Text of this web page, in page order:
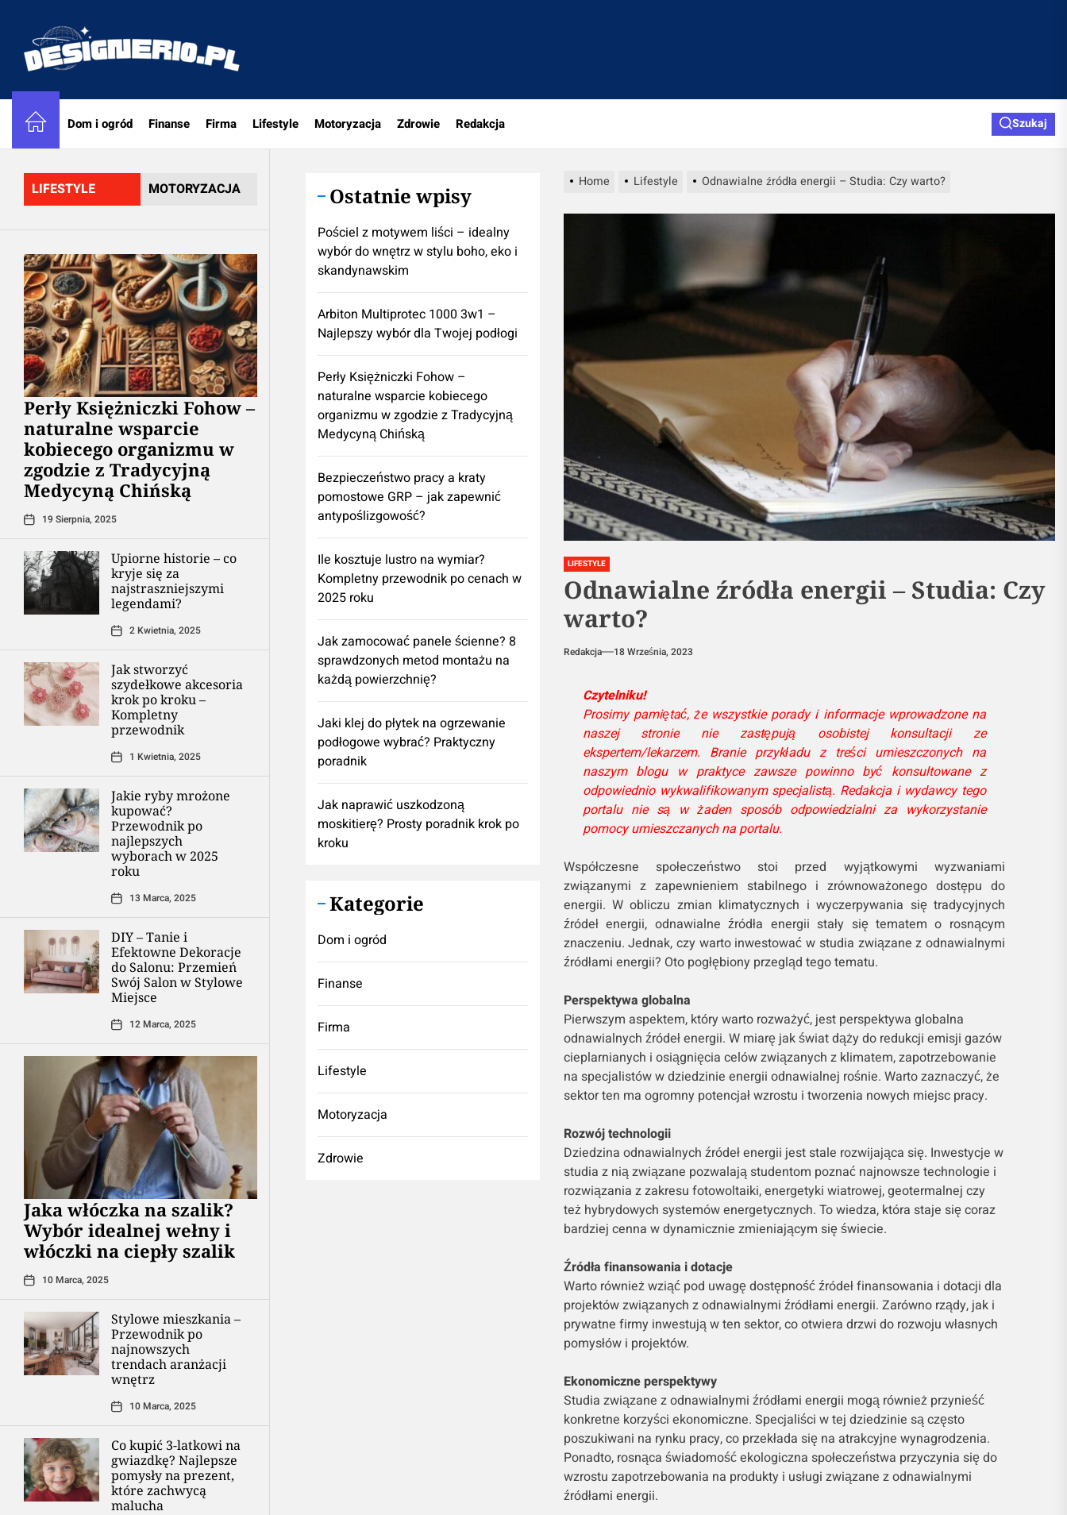
content
Dom i ogród Finanse Firma Lifestyle Motoryzacja Zdrowie Redakcja Szukaj
LIFESTYLE MOTORYZACJA
Perły Księżniczki Fohow –
naturalne wsparcie
kobiecego organizmu w
zgodzie z Tradycyjną
Medycyną Chińską
19 Sierpnia, 2025
Upiorne historie – co
kryje się za
najstraszniejszymi
legendami?
2 Kwietnia, 2025
Jak stworzyć
szydełkowe akcesoria
krok po kroku –
Kompletny
przewodnik
1 Kwietnia, 2025
Jakie ryby mrożone
kupować?
Przewodnik po
najlepszych
wyborach w 2025
roku
13 Marca, 2025
DIY – Tanie i
Efektowne Dekoracje
do Salonu: Przemień
Swój Salon w Stylowe
Miejsce
12 Marca, 2025
Jaka włóczka na szalik?
Wybór idealnej wełny i
włóczki na ciepły szalik
10 Marca, 2025
Stylowe mieszkania –
Przewodnik po
najnowszych
trendach aranżacji
wnętrz
10 Marca, 2025
Co kupić 3-latkowi na
gwiazdkę? Najlepsze
pomysły na prezent,
które zachwycą
malucha
Home Lifestyle Odnawialne źródła energii – Studia: Czy warto?
LIFESTYLE
Odnawialne źródła energii – Studia: Czy
warto?
Redakcja 18 Września, 2023
Czytelniku!
Prosimy pamiętać, że wszystkie porady i informacje wprowadzone na
naszej stronie nie zastępują osobistej konsultacji ze
ekspertem/lekarzem. Branie przykładu z treści umieszczonych na
naszym blogu w praktyce zawsze powinno być konsultowane z
odpowiednio wykwalifikowanym specjalistą. Redakcja i wydawcy tego
portalu nie są w żaden sposób odpowiedzialni za wykorzystanie
pomocy umieszczanych na portalu.
Współczesne społeczeństwo stoi przed wyjątkowymi wyzwaniami
związanymi z zapewnieniem stabilnego i zrównoważonego dostępu do
energii. W obliczu zmian klimatycznych i wyczerpywania się tradycyjnych
źródeł energii, odnawialne źródła energii stały się tematem o rosnącym
znaczeniu. Jednak, czy warto inwestować w studia związane z odnawialnymi
źródłami energii? Oto pogłębiony przegląd tego tematu.
Perspektywa globalna
Pierwszym aspektem, który warto rozważyć, jest perspektywa globalna
odnawialnych źródeł energii. W miarę jak świat dąży do redukcji emisji gazów
cieplarnianych i osiągnięcia celów związanych z klimatem, zapotrzebowanie
na specjalistów w dziedzinie energii odnawialnej rośnie. Warto zaznaczyć, że
sektor ten ma ogromny potencjał wzrostu i tworzenia nowych miejsc pracy.
Rozwój technologii
Dziedzina odnawialnych źródeł energii jest stale rozwijająca się. Inwestycje w
studia z nią związane pozwalają studentom poznać najnowsze technologie i
rozwiązania z zakresu fotowoltaiki, energetyki wiatrowej, geotermalnej czy
też hybrydowych systemów energetycznych. To wiedza, która staje się coraz
bardziej cenna w dynamicznie zmieniającym się świecie.
Źródła finansowania i dotacje
Warto również wziąć pod uwagę dostępność źródeł finansowania i dotacji dla
projektów związanych z odnawialnymi źródłami energii. Zarówno rządy, jak i
prywatne firmy inwestują w ten sektor, co otwiera drzwi do rozwoju własnych
pomysłów i projektów.
Ekonomiczne perspektywy
Studia związane z odnawialnymi źródłami energii mogą również przynieść
konkretne korzyści ekonomiczne. Specjaliści w tej dziedzinie są często
poszukiwani na rynku pracy, co przekłada się na atrakcyjne wynagrodzenia.
Ponadto, rosnąca świadomość ekologiczna społeczeństwa przyczynia się do
wzrostu zapotrzebowania na produkty i usługi związane z odnawialnymi
źródłami energii.
Ostatnie wpisy
Pościel z motywem liści – idealny
wybór do wnętrz w stylu boho, eko i
skandynawskim
Arbiton Multiprotec 1000 3w1 –
Najlepszy wybór dla Twojej podłogi
Perły Księżniczki Fohow –
naturalne wsparcie kobiecego
organizmu w zgodzie z Tradycyjną
Medycyną Chińską
Bezpieczeństwo pracy a kraty
pomostowe GRP – jak zapewnić
antypoślizgowość?
Ile kosztuje lustro na wymiar?
Kompletny przewodnik po cenach w
2025 roku
Jak zamocować panele ścienne? 8
sprawdzonych metod montażu na
każdą powierzchnię?
Jaki klej do płytek na ogrzewanie
podłogowe wybrać? Praktyczny
poradnik
Jak naprawić uszkodzoną
moskitierę? Prosty poradnik krok po
kroku
Kategorie
Dom i ogród
Finanse
Firma
Lifestyle
Motoryzacja
Zdrowie